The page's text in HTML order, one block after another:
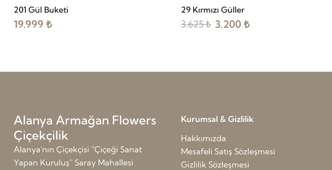
201 Gül Buketi
19.999 ₺
29 Kırmızı Güller
3.625 ₺ 3.200 ₺
Alanya Armağan Flowers
Çiçekçilik
Alanya'nın Çiçekçisi ''Çiçeği Sanat
Yapan Kuruluş'' Saray Mahallesi
Kurumsal & Gizlilik
Hakkımızda
Mesafeli Satış Sözleşmesi
Gizlilik Sözleşmesi